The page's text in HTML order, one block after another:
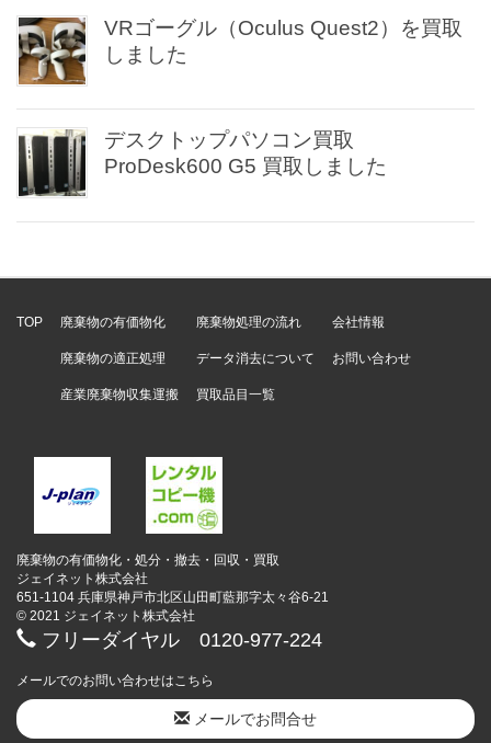
VRゴーグル（Oculus Quest2）を買取
しました
デスクトップパソコン買取
ProDesk600 G5 買取しました
TOP 廃棄物の有価物化
廃棄物の適正処理
産業廃棄物収集運搬
廃棄物処理の流れ
データ消去について
買取品目一覧
会社情報
お問い合わせ
廃棄物の有価物化・処分・撤去・回収・買取
ジェイネット株式会社
651-1104 兵庫県神戸市北区山田町藍那字太々谷6-21
© 2021 ジェイネット株式会社
フリーダイヤル 0120-977-224
メールでのお問い合わせはこちら
メールでお問合せ